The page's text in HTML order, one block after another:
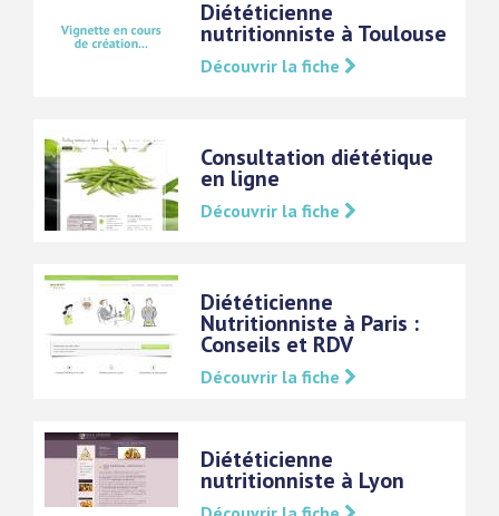
Diététicienne
nutritionniste à Toulouse
Découvrir la fiche
Consultation diététique
en ligne
Découvrir la fiche
Diététicienne
Nutritionniste à Paris :
Conseils et RDV
Découvrir la fiche
Diététicienne
nutritionniste à Lyon